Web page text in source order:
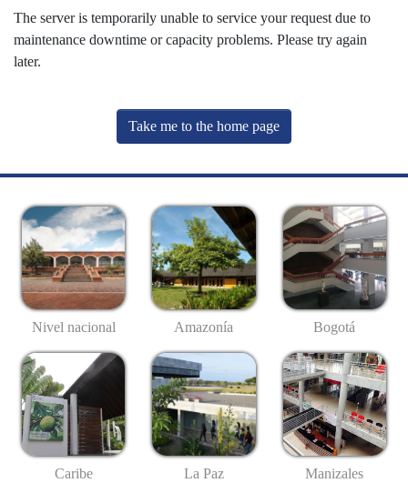
The server is temporarily unable to service your request due to
maintenance downtime or capacity problems. Please try again
later.
Take me to the home page
Nivel nacional Amazonía Bogotá
Caribe La Paz Manizales